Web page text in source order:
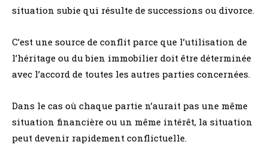
situation subie qui résulte de successions ou divorce.
C’est une source de conflit parce que l’utilisation de
l’héritage ou du bien immobilier doit être déterminée
avec l’accord de toutes les autres parties concernées.
Dans le cas où chaque partie n’aurait pas une même
situation financière ou un même intérêt, la situation
peut devenir rapidement conflictuelle.